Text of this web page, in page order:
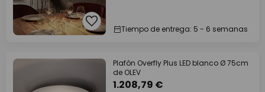
Tiempo de entrega: 5 - 6 semanas
Plafón Overfly Plus LED blanco Ø 75cm
de OLEV
1.208,79 €